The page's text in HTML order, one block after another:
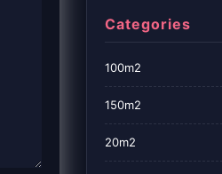
Categories
100m2
150m2
20m2